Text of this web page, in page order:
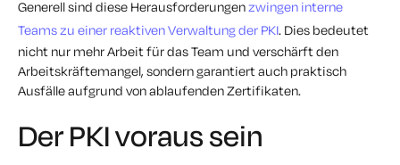
Generell sind diese Herausforderungen zwingen interne
Teams zu einer reaktiven Verwaltung der PKI. Dies bedeutet
nicht nur mehr Arbeit für das Team und verschärft den
Arbeitskräftemangel, sondern garantiert auch praktisch
Ausfälle aufgrund von ablaufenden Zertifikaten.
Der PKI voraus sein